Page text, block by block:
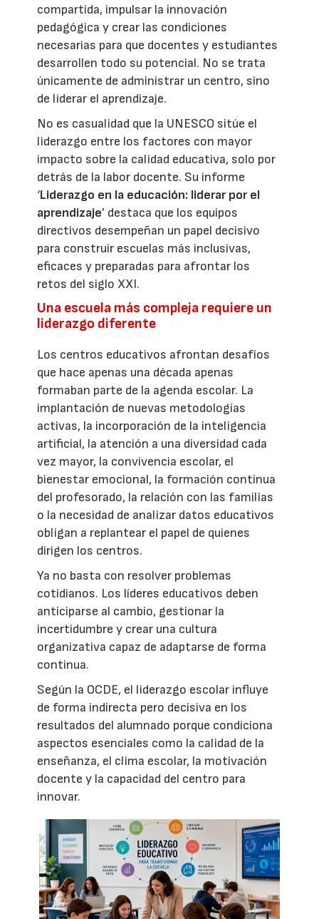
compartida, impulsar la innovación
pedagógica y crear las condiciones
necesarias para que docentes y estudiantes
desarrollen todo su potencial. No se trata
únicamente de administrar un centro, sino
de liderar el aprendizaje.
No es casualidad que la UNESCO sitúe el
liderazgo entre los factores con mayor
impacto sobre la calidad educativa, solo por
detrás de la labor docente. Su informe
‘Liderazgo en la educación: liderar por el
aprendizaje’ destaca que los equipos
directivos desempeñan un papel decisivo
para construir escuelas más inclusivas,
eficaces y preparadas para afrontar los
retos del siglo XXI.
Una escuela más compleja requiere un
liderazgo diferente
Los centros educativos afrontan desafíos
que hace apenas una década apenas
formaban parte de la agenda escolar. La
implantación de nuevas metodologías
activas, la incorporación de la inteligencia
artificial, la atención a una diversidad cada
vez mayor, la convivencia escolar, el
bienestar emocional, la formación continua
del profesorado, la relación con las familias
o la necesidad de analizar datos educativos
obligan a replantear el papel de quienes
dirigen los centros.
Ya no basta con resolver problemas
cotidianos. Los líderes educativos deben
anticiparse al cambio, gestionar la
incertidumbre y crear una cultura
organizativa capaz de adaptarse de forma
continua.
Según la OCDE, el liderazgo escolar influye
de forma indirecta pero decisiva en los
resultados del alumnado porque condiciona
aspectos esenciales como la calidad de la
enseñanza, el clima escolar, la motivación
docente y la capacidad del centro para
innovar.